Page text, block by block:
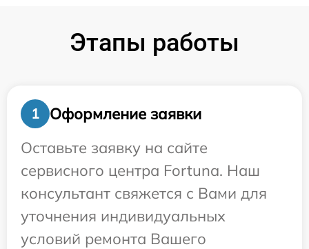
Этапы работы
1
Оформление заявки
Оставьте заявку на сайте
сервисного центра Fortuna. Наш
консультант свяжется с Вами для
уточнения индивидуальных
условий ремонта Вашего